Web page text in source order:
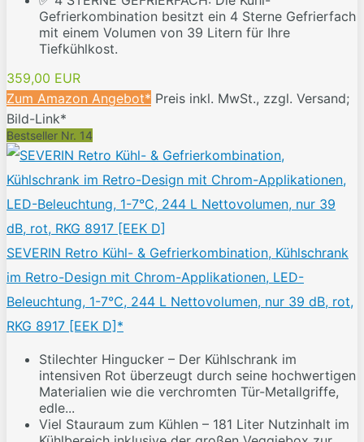
Gefrierkombination besitzt ein 4 Sterne Gefrierfach
mit einem Volumen von 39 Litern für Ihre
Tiefkühlkost.
359,00 EUR
Zum Amazon Angebot* Preis inkl. MwSt., zzgl. Versand;
Bild-Link*
Bestseller Nr. 14
SEVERIN Retro Kühl- & Gefrierkombination, Kühlschrank
im Retro-Design mit Chrom-Applikationen, LED-
Beleuchtung, 1-7°C, 244 L Nettovolumen, nur 39 dB, rot,
RKG 8917 [EEK D]*
Stilechter Hingucker – Der Kühlschrank im
intensiven Rot überzeugt durch seine hochwertigen
Materialien wie die verchromten Tür-Metallgriffe,
edle...
Viel Stauraum zum Kühlen – 181 Liter Nutzinhalt im